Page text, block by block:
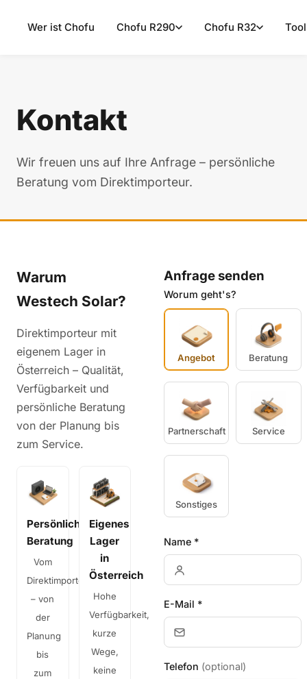
Wer ist Chofu Chofu R290 Chofu R32
Kontakt
Wir freuen uns auf Ihre Anfrage – persönliche
Beratung vom Direktimporteur.
Warum
Westech Solar?
Direktimporteur mit
eigenem Lager in
Österreich – Qualität,
Verfügbarkeit und
persönliche Beratung
von der Planung bis
zum Service.
Persönliche
Beratung
Vom
Direktimporteur
– von
der
Planung
bis
zum
Eigenes
Lager
in
Österreich
Hohe
Verfügbarkeit,
kurze
Wege,
keine
Anfrage senden
Worum geht's?
Angebot Beratung
Partnerschaft Service
Sonstiges
Name *
E-Mail *
Telefon (optional)